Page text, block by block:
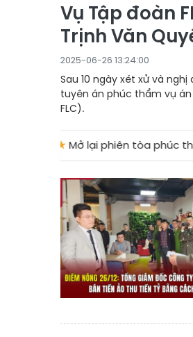
Vụ Tập đoàn
Trịnh Văn
2025-06-26 13:24:00
Sau 10 ngày xét xử và
tuyên án phúc thẩm vụ án
FLC).
lại phiên tòa phúc thẩm vụ án cựu